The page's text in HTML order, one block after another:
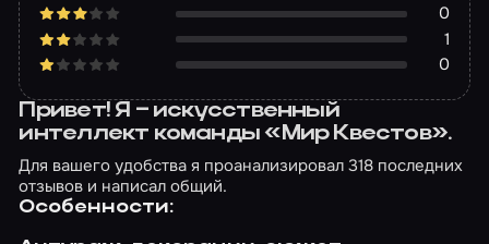
0
1
0
Привет! Я – искусственный
интеллект команды «Мир Квестов».
Для вашего удобства я проанализировал 318 последних
отзывов и написал общий.
Особенности: